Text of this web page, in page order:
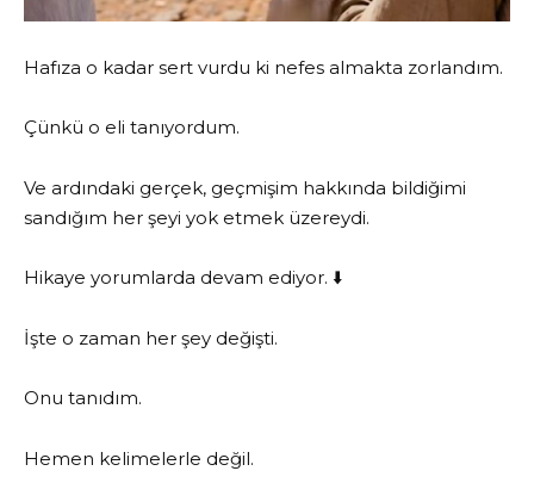
Hafıza o kadar sert vurdu ki nefes almakta zorlandım.
Çünkü o eli tanıyordum.
Ve ardındaki gerçek, geçmişim hakkında bildiğimi
sandığım her şeyi yok etmek üzereydi.
Hikaye yorumlarda devam ediyor. ⬇️
İşte o zaman her şey değişti.
Onu tanıdım.
Hemen kelimelerle değil.